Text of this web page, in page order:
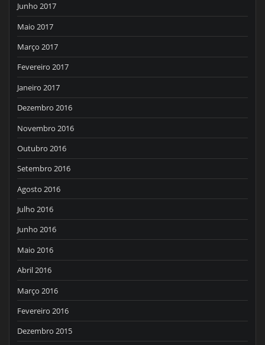
Junho 2017
Maio 2017
Março 2017
Fevereiro 2017
Janeiro 2017
Dezembro 2016
Novembro 2016
Outubro 2016
Setembro 2016
Agosto 2016
Julho 2016
Junho 2016
Maio 2016
Abril 2016
Março 2016
Fevereiro 2016
Dezembro 2015